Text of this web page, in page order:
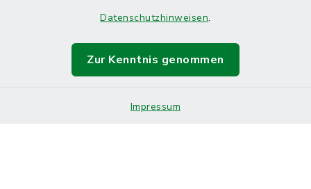
Datenschutzhinweisen.
Zur Kenntnis genommen
Impressum
Sitemap